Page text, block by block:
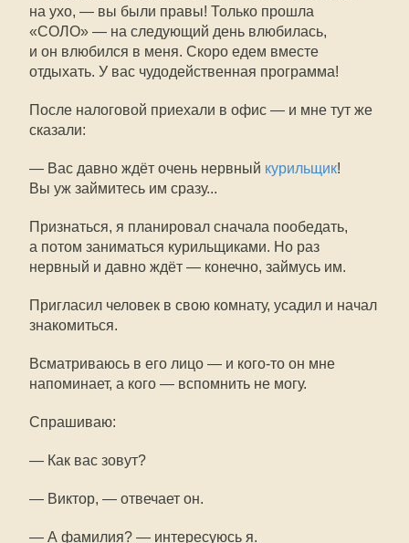
на ухо, — вы были правы! Только прошла
«СОЛО» — на следующий день влюбилась,
и он влюбился в меня. Скоро едем вместе
отдыхать. У вас чудодейственная программа!
После налоговой приехали в офис — и мне тут же
сказали:
— Вас давно ждёт очень нервный курильщик!
Вы уж займитесь им сразу...
Признаться, я планировал сначала пообедать,
а потом заниматься курильщиками. Но раз
нервный и давно ждёт — конечно, займусь им.
Пригласил человек в свою комнату, усадил и начал
знакомиться.
Всматриваюсь в его лицо — и кого-то он мне
напоминает, а кого — вспомнить не могу.
Спрашиваю:
— Как вас зовут?
— Виктор, — отвечает он.
— А фамилия? — интересуюсь я.